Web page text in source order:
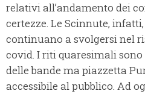
relativi all’andamento dei
certezze. Le Scinnute,
continuano a svolgersi nel
covid. I riti quaresimali
delle bande ma piazzetta
accessibile al pubblico. Ad